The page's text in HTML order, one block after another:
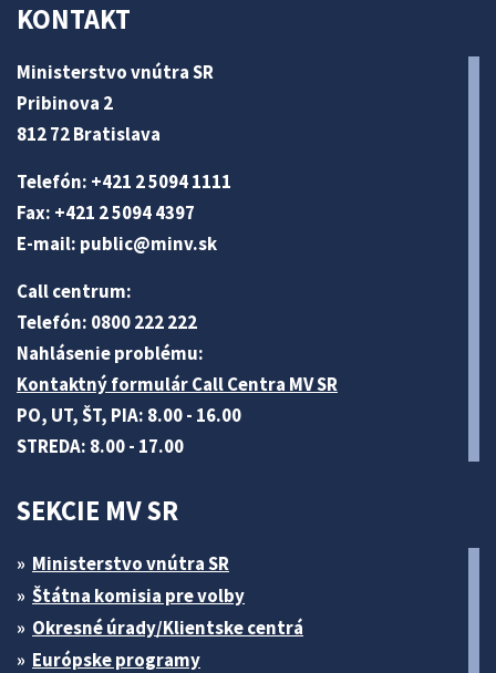
KONTAKT
Ministerstvo vnútra SR
Pribinova 2
812 72 Bratislava
Telefón: +421 2 5094 1111
Fax: +421 2 5094 4397
E-mail: public@minv.sk
Call centrum:
Telefón: 0800 222 222
Nahlásenie problému:
Kontaktný formulár Call Centra MV SR
PO, UT, ŠT, PIA: 8.00 - 16.00
STREDA: 8.00 - 17.00
SEKCIE MV SR
Ministerstvo vnútra SR
Štátna komisia pre volby
Okresné úrady/Klientske centrá
Európske programy